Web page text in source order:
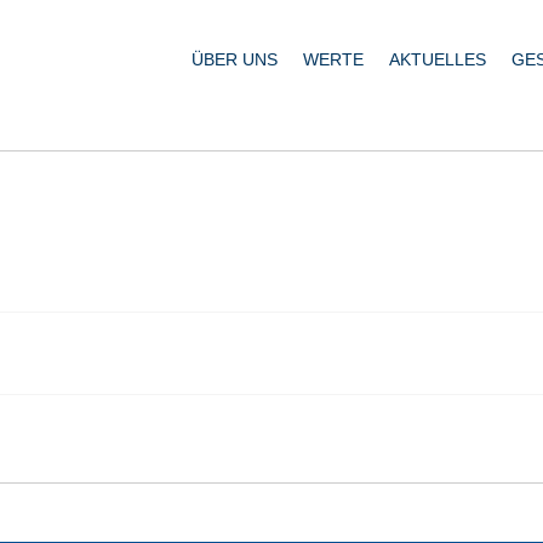
ÜBER UNS WERTE AKTUELLES